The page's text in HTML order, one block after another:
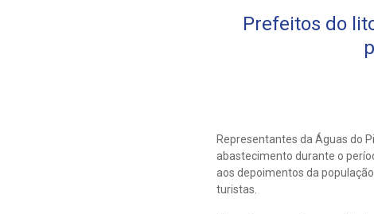
Prefeitos do
Representantes da Águas do
abastecimento durante o
aos depoimentos da
turistas.